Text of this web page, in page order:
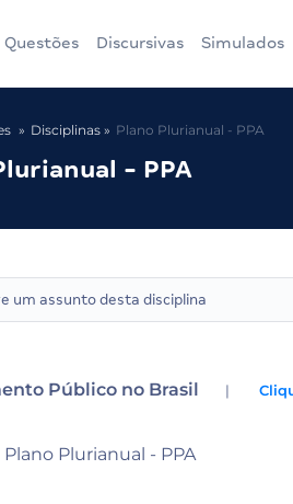
Questões Discursivas Simulados
Disciplinas Plano Plurianual - PPA
- PPA
Público no Brasil |
Plano Plurianual - PPA